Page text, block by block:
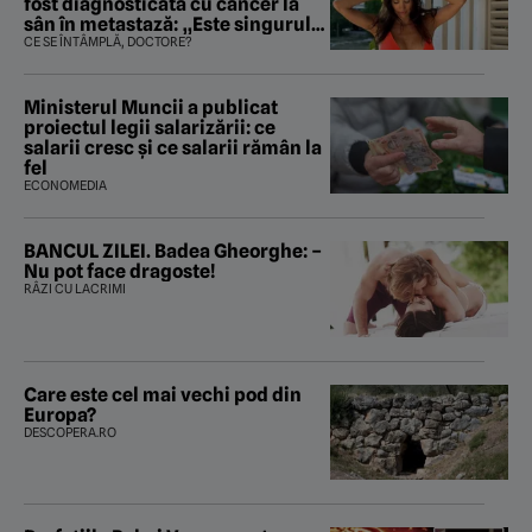
sân în metastază: „Este singurul
tratament care o să mă ajute să
CE SE ÎNTÂMPLĂ, DOCTORE?
Ministerul Muncii a publicat
proiectul legii salarizării: ce
salarii cresc și ce salarii rămân la
fel
ECONOMEDIA
BANCUL ZILEI. Badea Gheorghe: –
Nu pot face dragoste!
RÂZI CU LACRIMI
Care este cel mai vechi pod din
Europa?
DESCOPERA.RO